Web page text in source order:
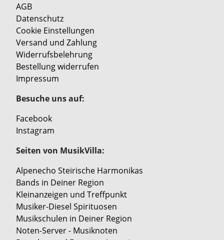
AGB
Datenschutz
Cookie Einstellungen
Versand und Zahlung
Widerrufsbelehrung
Bestellung widerrufen
Impressum
Besuche uns auf:
Facebook
Instagram
Seiten von MusikVilla:
Alpenecho Steirische Harmonikas
Bands in Deiner Region
Kleinanzeigen und Treffpunkt
Musiker-Diesel Spirituosen
Musikschulen in Deiner Region
Noten-Server - Musiknoten